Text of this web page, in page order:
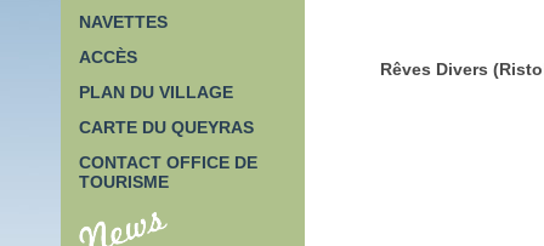
NAVETTES
ACCÈS
PLAN DU VILLAGE
CARTE DU QUEYRAS
CONTACT OFFICE DE
TOURISME
Rêves Divers